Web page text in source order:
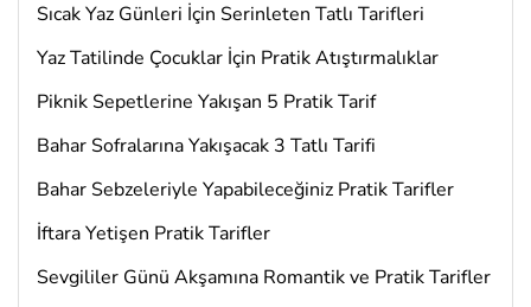
Sıcak Yaz Günleri İçin Serinleten Tatlı Tarifleri
Yaz Tatilinde Çocuklar İçin Pratik Atıştırmalıklar
Piknik Sepetlerine Yakışan 5 Pratik Tarif
Bahar Sofralarına Yakışacak 3 Tatlı Tarifi
Bahar Sebzeleriyle Yapabileceğiniz Pratik Tarifler
İftara Yetişen Pratik Tarifler
Sevgililer Günü Akşamına Romantik ve Pratik Tarifler